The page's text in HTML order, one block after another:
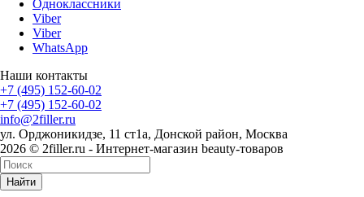
Одноклассники
Viber
Viber
WhatsApp
Наши контакты
+7 (495) 152-60-02
+7 (495) 152-60-02
info@2filler.ru
ул. Орджоникидзе, 11 ст1а, Донской район, Москва
2026 © 2filler.ru - Интернет-магазин beauty-товаров
Найти